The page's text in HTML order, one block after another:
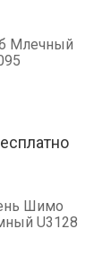
Млечный
Шимо
U3128